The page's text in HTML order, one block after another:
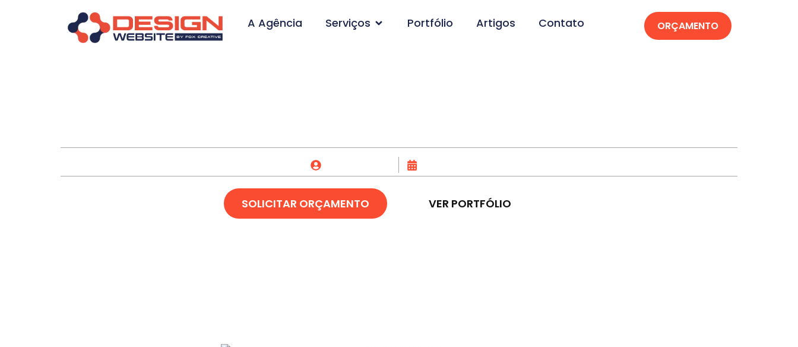
A Agência Serviços Portfólio Artigos Contato ORÇAMENTO
SOLICITAR ORÇAMENTO VER PORTFÓLIO